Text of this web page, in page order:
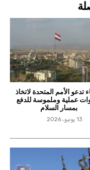
تدعو الأمم المتحدة لاتخاذ
عملية وملموسة للدفع
بمسار السلام
13 يونيو، 2026